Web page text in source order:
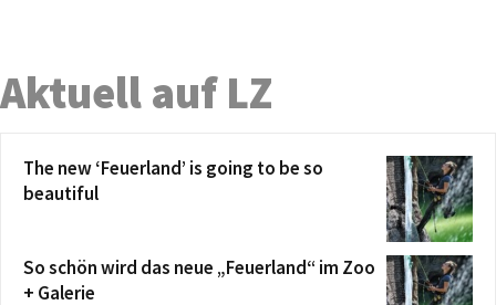
Aktuell auf LZ
The new ‘Feuerland’ is going to be so
beautiful
So schön wird das neue „Feuerland“ im Zoo
+ Galerie